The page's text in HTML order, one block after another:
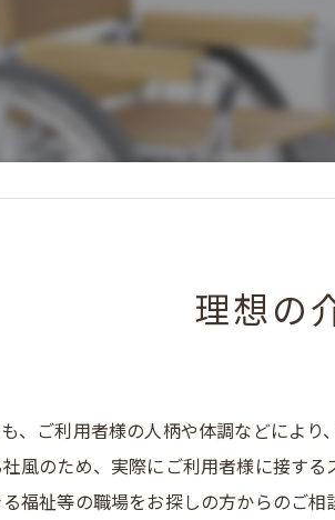
理想の
、ご利用者様の人柄や体調などによ
風のため、実際にご利用者様に接す
福祉等の職場をお探しの方からのご相